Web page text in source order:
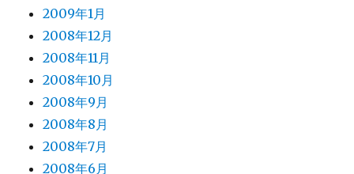
2009年1月
2008年12月
2008年11月
2008年10月
2008年9月
2008年8月
2008年7月
2008年6月